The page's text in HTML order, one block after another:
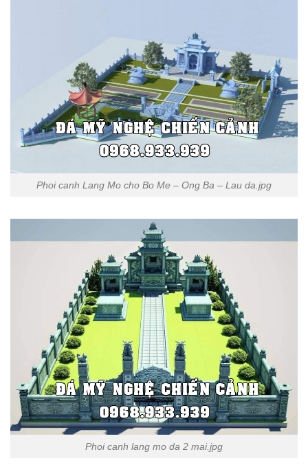
Phoi canh Lang Mo cho Bo Me – Ong Ba – Lau da.jpg
Phoi canh lang mo da 2 mai.jpg